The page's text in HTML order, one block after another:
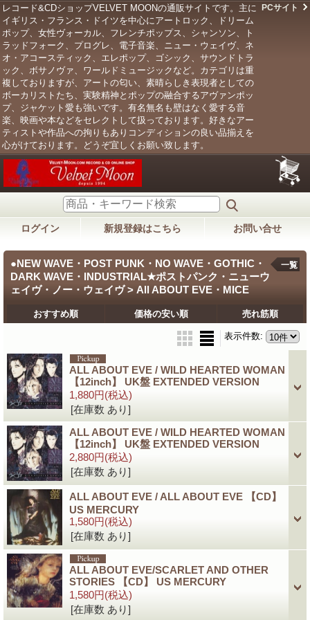
レコード&CDショップVELVET MOONの通販サイトです。主に
イギリス・フランス・ドイツを中心にアートロック、ドリーム
ポップ、女性ヴォーカル、フレンチポップス、シャンソン、ト
ラッドフォーク、プログレ、電子音楽、ニュー・ウェイヴ、ネ
オ・アコースティック、エレポップ、ゴシック、サウンドトラ
ック、ボサノヴァ、ワールドミュージックなど。カテゴリは重
複しておりますが、アートの匂い、素晴らしき表現者としての
ボーカリストたち、実験精神とポップの融合するアヴァンポッ
プ、ジャケット愛も強いです。有名無名も壁はなく愛する音
楽、映画や本などをセレクトして扱っております。好きなアー
ティストや作品への拘りもありコンディションの良い品揃えを
心がけております。どうぞ宜しくお願い致します。
PCサイト
ログイン 新規登録はこちら お問い合せ
●NEW WAVE・POST PUNK・NO WAVE・GOTHIC・
DARK WAVE・INDUSTRIAL★ポストパンク・ニューウ
ェイヴ・ノー・ウェイヴ > All ABOUT EVE・MICE
一覧
おすすめ順 価格の安い順 売れ筋順
表示件数:
ALL ABOUT EVE / WILD HEARTED WOMAN
【12inch】 UK盤 EXTENDED VERSION
1,880円(税込)
[在庫数 あり]
ALL ABOUT EVE / WILD HEARTED WOMAN
【12inch】 UK盤 EXTENDED VERSION
2,880円(税込)
[在庫数 あり]
ALL ABOUT EVE / ALL ABOUT EVE 【CD】
US MERCURY
1,580円(税込)
[在庫数 あり]
ALL ABOUT EVE/SCARLET AND OTHER
STORIES 【CD】 US MERCURY
1,580円(税込)
[在庫数 あり]